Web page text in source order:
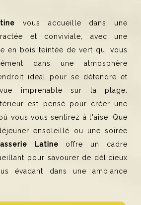
vous accueille dans une
et conviviale, avec une
en bois teintée de vert qui vous
dans une atmosphère
idéal pour se détendre et
imprenable sur la plage.
est pensé pour créer une
vous vous sentirez à l'aise. Que
ensoleillé ou une soirée
Latine offre un cadre
pour savourer de délicieux
évadant dans une ambiance